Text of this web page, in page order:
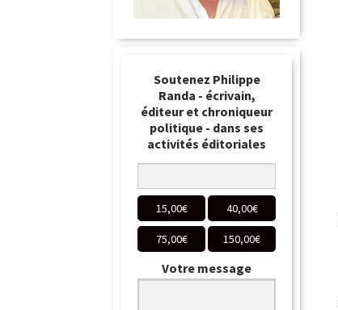
Soutenez Philippe
Randa - écrivain,
éditeur et chroniqueur
politique - dans ses
activités éditoriales
15,00€ 40,00€
75,00€ 150,00€
Votre message